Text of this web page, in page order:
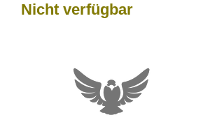
Nicht verfügbar